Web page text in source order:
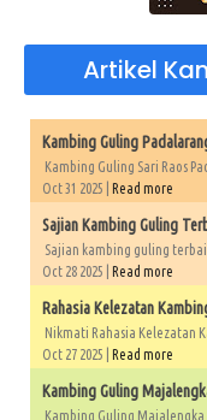
Artikel
Kambing Guling
Kambing Guling Sari Raos
Oct 31 2025 | Read more
Sajian Kambing Guling
Sajian kambing guling
Oct 28 2025 | Read more
Rahasia Kelezatan
Nikmati Rahasia Kelezatan
Oct 27 2025 | Read more
Kambing Guling
Kambing Guling